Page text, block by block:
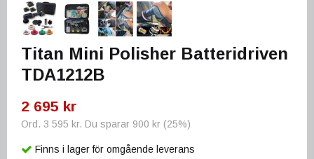
Titan Mini Polisher Batteridriven
TDA1212B
2 695 kr
Ord. 3 595 kr. Du sparar 900 kr (25%)
Finns i lager för omgående leverans